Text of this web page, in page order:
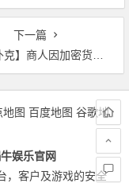
下一篇
因加密货币损失超1500万，Hellmuth可能是投资人
地图 百度地图 谷歌地
娱乐官网
，客户及游戏的安全